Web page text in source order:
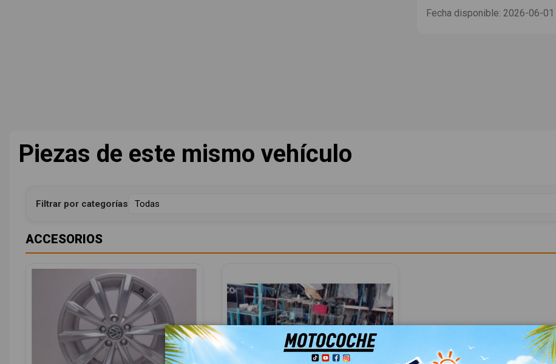
Fecha disponible: 2026-06-01
Piezas de este mismo vehículo
Filtrar por categorías
ACCESORIOS